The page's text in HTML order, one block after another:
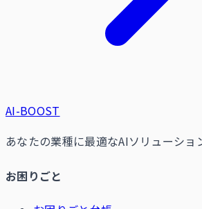
AI-BOOST
あなたの業種に最適なAIソリューショ
お困りごと